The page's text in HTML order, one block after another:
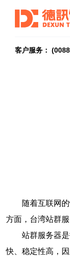
客户服务：
随着互联网
方面，台湾站群
站群服务器
快、稳定性高，